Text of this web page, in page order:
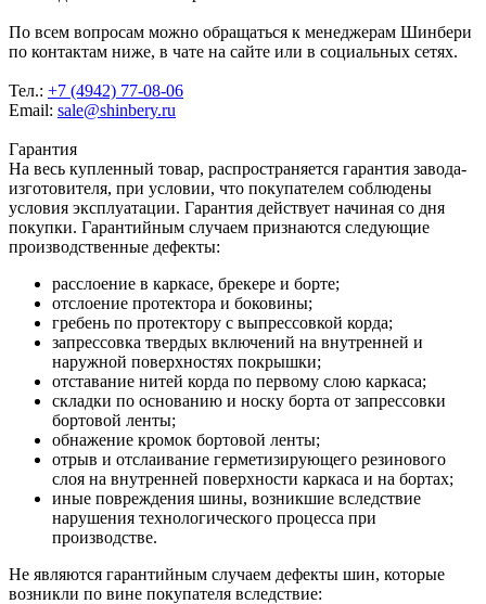
По всем вопросам можно обращаться к менеджерам Шинбери
по контактам ниже, в чате на сайте или в социальных сетях.
Тел.: +7 (4942) 77-08-06
Email: sale@shinbery.ru
Гарантия
На весь купленный товар, распространяется гарантия завода-
изготовителя, при условии, что покупателем соблюдены
условия эксплуатации. Гарантия действует начиная со дня
покупки. Гарантийным случаем признаются следующие
производственные дефекты:
расслоение в каркасе, брекере и борте;
отслоение протектора и боковины;
гребень по протектору с выпрессовкой корда;
запрессовка твердых включений на внутренней и
наружной поверхностях покрышки;
отставание нитей корда по первому слою каркаса;
складки по основанию и носку борта от запрессовки
бортовой ленты;
обнажение кромок бортовой ленты;
отрыв и отслаивание герметизирующего резинового
слоя на внутренней поверхности каркаса и на бортах;
иные повреждения шины, возникшие вследствие
нарушения технологического процесса при
производстве.
Не являются гарантийным случаем дефекты шин, которые
возникли по вине покупателя вследствие: